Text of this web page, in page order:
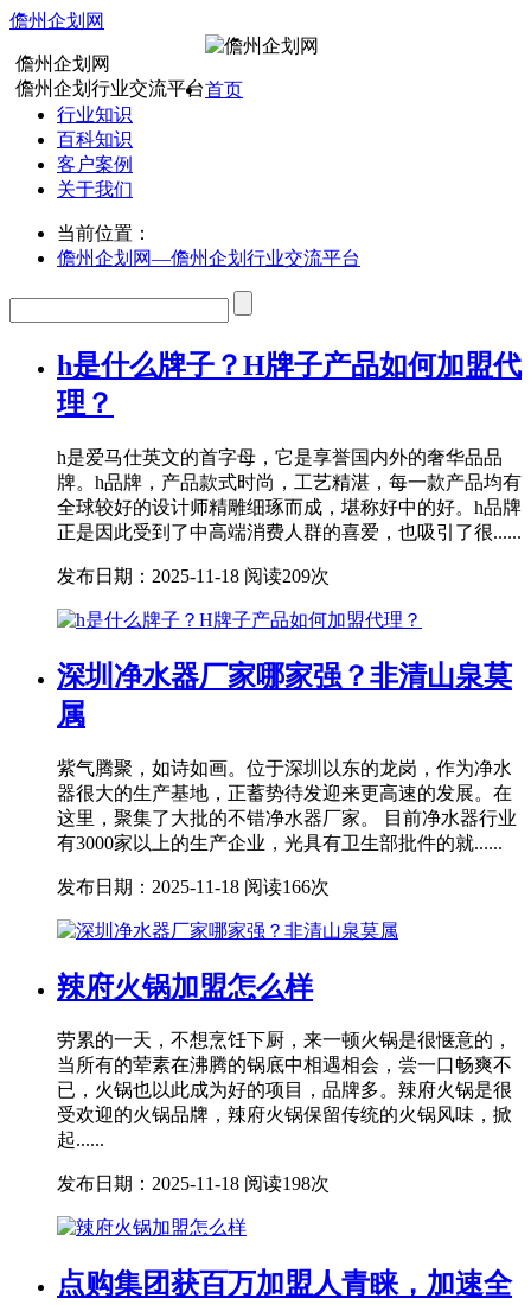
儋州企划网
儋州企划网
儋州企划行业交流平台首页
行业知识
百科知识
客户案例
关于我们
当前位置：
儋州企划网—儋州企划行业交流平台
h是什么牌子？H牌子产品如何加盟代
理？
h是爱马仕英文的首字母，它是享誉国内外的奢华品品
牌。h品牌，产品款式时尚，工艺精湛，每一款产品均有
全球较好的设计师精雕细琢而成，堪称好中的好。h品牌
正是因此受到了中高端消费人群的喜爱，也吸引了很......
发布日期：2025-11-18 阅读209次
深圳净水器厂家哪家强？非清山泉莫
属
紫气腾聚，如诗如画。位于深圳以东的龙岗，作为净水
器很大的生产基地，正蓄势待发迎来更高速的发展。在
这里，聚集了大批的不错净水器厂家。 目前净水器行业
有3000家以上的生产企业，光具有卫生部批件的就......
发布日期：2025-11-18 阅读166次
辣府火锅加盟怎么样
劳累的一天，不想烹饪下厨，来一顿火锅是很惬意的，
当所有的荤素在沸腾的锅底中相遇相会，尝一口畅爽不
已，火锅也以此成为好的项目，品牌多。辣府火锅是很
受欢迎的火锅品牌，辣府火锅保留传统的火锅风味，掀
起......
发布日期：2025-11-18 阅读198次
点购集团获百万加盟人青睐，加速全